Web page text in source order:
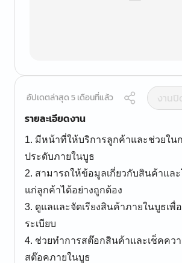
อัปเดตล่าสุด 5 เดือนที่แล้ว
งาน
รายละเอียดงาน
1. มีหน้าที่ให้บริการลูกค้าและช่วยใน
ประดับภายในบูธ
2. สามารถให้ข้อมูลเกี่ยวกับสินค้าแล
แก่ลูกค้าได้อย่างถูกต้อง
3. ดูแลและจัดเรียงสินค้าภายในบูธเพื่
ระเบียบ
4. ช่วยทำการสต๊อกสินค้าและเช็คคว
สต๊อคภายในบูธ